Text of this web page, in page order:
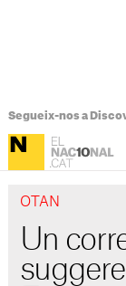
Segueix-nos a
OTAN
Un